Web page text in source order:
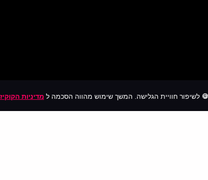
לשיפור חוויית הגלישה. המשך שימוש מהווה הסכמה ל מדיניות הקוקיז